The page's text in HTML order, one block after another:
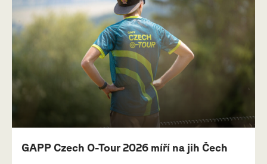
GAPP Czech O-Tour 2026 míří na jih Čech